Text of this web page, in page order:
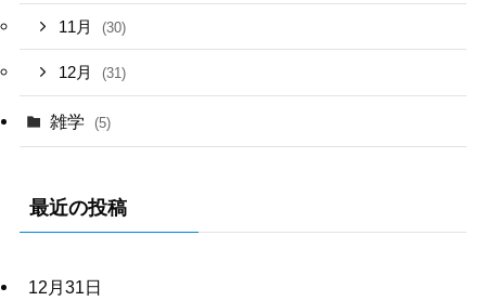
11月 (30)
12月 (31)
雑学 (5)
最近の投稿
12月31日